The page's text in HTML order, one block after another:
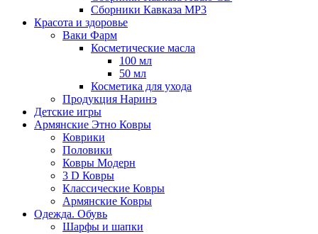
Сборники Кавказа MP3
Красота и здоровье
Ваки Фарм
Косметические масла
100 мл
50 мл
Косметика для ухода
Продукция Наринэ
Детские игры
Армянские Этно Ковры
Коврики
Половики
Ковры Модерн
3 D Ковры
Классические Ковры
Армянские Ковры
Одежда. Обувь
Шарфы и шапки